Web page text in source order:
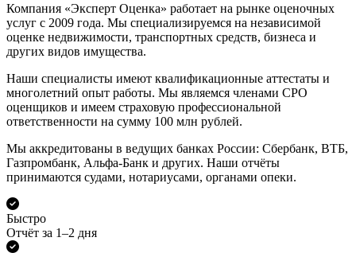
Компания «Эксперт Оценка» работает на рынке оценочных
услуг с 2009 года. Мы специализируемся на независимой
оценке недвижимости, транспортных средств, бизнеса и
других видов имущества.
Наши специалисты имеют квалификационные аттестаты и
многолетний опыт работы. Мы являемся членами СРО
оценщиков и имеем страховую профессиональной
ответственности на сумму 100 млн рублей.
Мы аккредитованы в ведущих банках России: Сбербанк, ВТБ,
Газпромбанк, Альфа-Банк и других. Наши отчёты
принимаются судами, нотариусами, органами опеки.
Быстро
Отчёт за 1–2 дня